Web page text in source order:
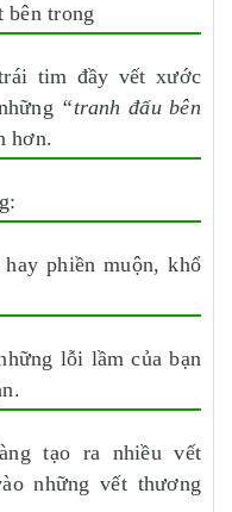
bên trong
tim đầy vết xước
“tranh đấu bên
hơn.
phiền muộn, khổ
lỗi lầm của bạn
tạo ra nhiều vết
những vết thương